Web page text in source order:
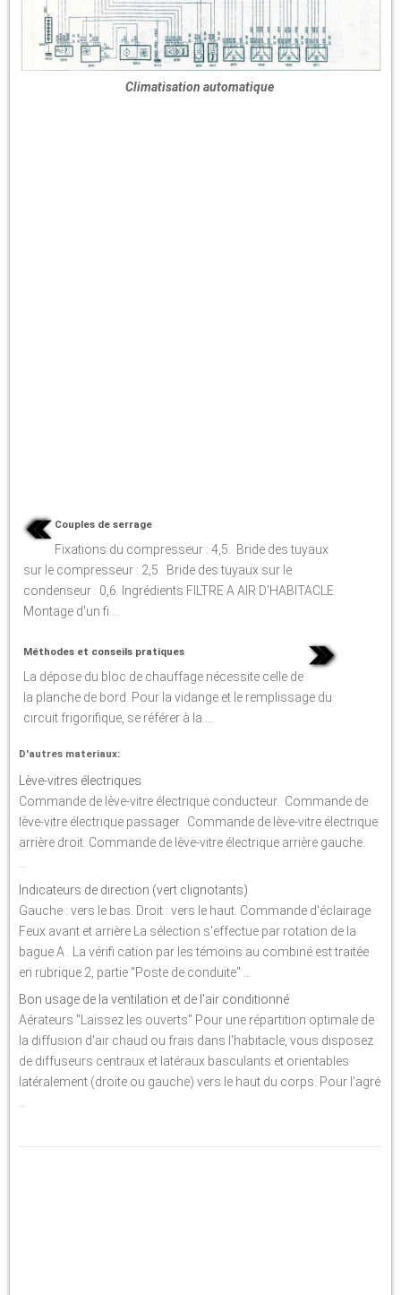
Climatisation automatique
Couples de serrage
Fixations du compresseur : 4,5. Bride des tuyaux
sur le compresseur : 2,5. Bride des tuyaux sur le
condenseur : 0,6. Ingrédients FILTRE A AIR D'HABITACLE
Montage d'un fi ...
Méthodes et conseils pratiques
La dépose du bloc de chauffage nécessite celle de
la planche de bord. Pour la vidange et le remplissage du
circuit frigorifique, se référer à la ...
D'autres materiaux:
Lève-vitres électriques
Commande de lève-vitre électrique conducteur. Commande de
lève-vitre électrique passager. Commande de lève-vitre électrique
arrière droit. Commande de lève-vitre électrique arrière gauche.
...
Indicateurs de direction (vert clignotants)
Gauche : vers le bas. Droit : vers le haut. Commande d'éclairage
Feux avant et arrière La sélection s'effectue par rotation de la
bague A . La vérifi cation par les témoins au combiné est traitée
en rubrique 2, partie "Poste de conduite" ...
Bon usage de la ventilation et de l'air conditionné
Aérateurs "Laissez les ouverts" Pour une répartition optimale de
la diffusion d'air chaud ou frais dans l'habitacle, vous disposez
de diffuseurs centraux et latéraux basculants et orientables
latéralement (droite ou gauche) vers le haut du corps. Pour l'agré
...